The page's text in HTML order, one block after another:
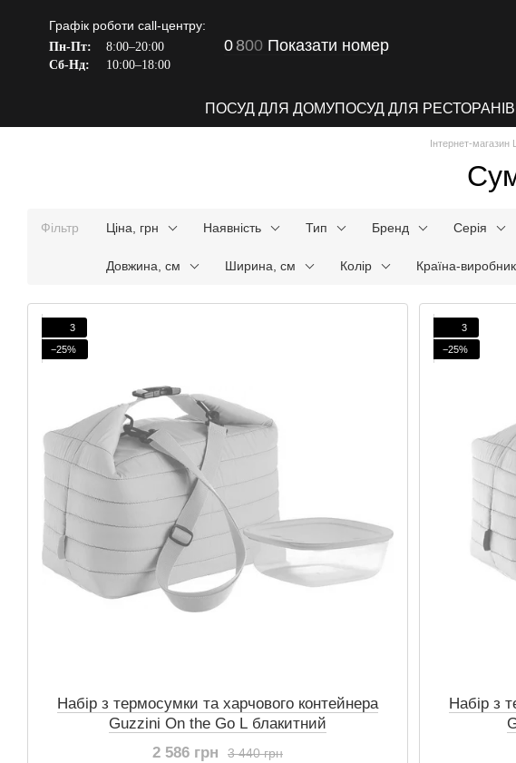
Графік роботи call-центру:
Пн-Пт:
8:00–20:00
Сб-Нд:
10:00–18:00
0800 Показати номер
ПОСУД ДЛЯ ДОМУПОСУД ДЛЯ РЕСТОРАНІВ
Інтернет-магазин
Фільтр Ціна, грн Наявність Тип Бренд Серія
Довжина, см Ширина, см Колір Країна-
3
−25%
Набір з термосумки та харчового контейнера
Guzzini On the Go L блакитний
3 440 грн
2 586 грн
3
−25%
Набір з